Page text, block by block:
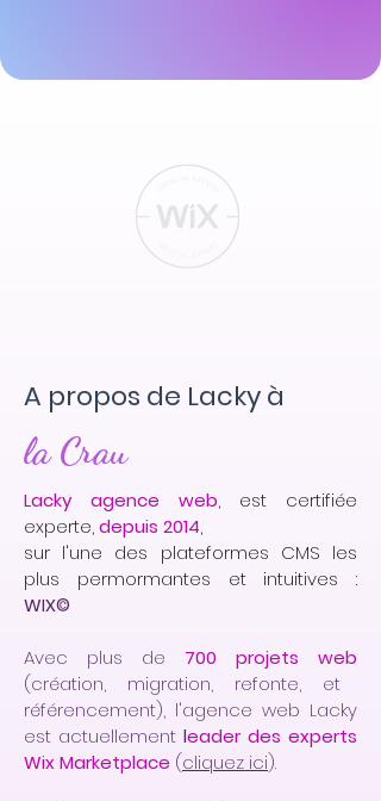
A propos de Lacky à
la Crau
Lacky agence web, est certifiée
experte,depuis 2014,
sur l'une des plateformes CMS les
plus permormantes et intuitives :
WIX©
Avec plus de
700 projets web
(création, migration, refonte, et
référencement), l'agence web Lacky
est actuellement leader des experts
Wix Marketplace (cliquez ici).